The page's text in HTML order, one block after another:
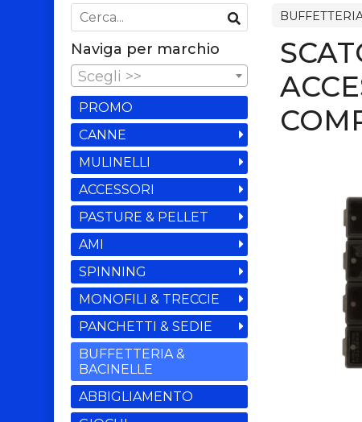
Naviga per marchio
Scegli >>
PROMO
CANNE
MULINELLI
ACCESSORI
PASTURE & PELLET
AMI
SPINNING
MONOFILI & TRECCIE
PANCHETTI & SEDIE
BUFFETTERIA &
BACINELLE
ABBIGLIAMENTO